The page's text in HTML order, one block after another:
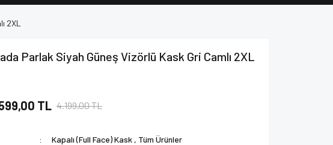
2XL
Parlak Siyah Güneş Vizörlü Kask Gri Camlı 2XL
TL 4.199,00 TL
Kapalı (Full Face) Kask , Tüm Ürünler